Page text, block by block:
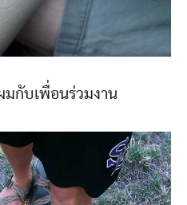
กับเพื่อนร่วมงาน